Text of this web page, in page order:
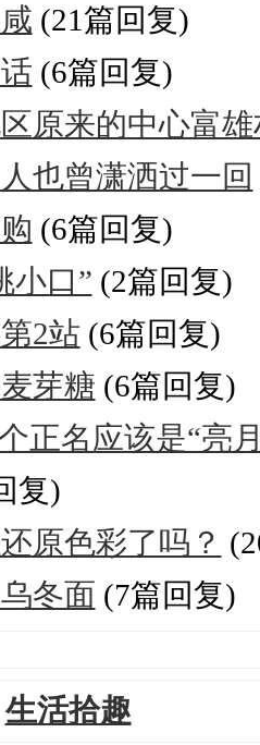
(21篇回复)
(6篇回复)
原来的中心富
也曾潇洒过一回
(6篇回复)
小口” (2篇回复)
2站 (6篇回复)
芽糖 (6篇回复)
正名应该是“亮
复)
原色彩了吗？
冬面 (7篇回复)
生活拾趣